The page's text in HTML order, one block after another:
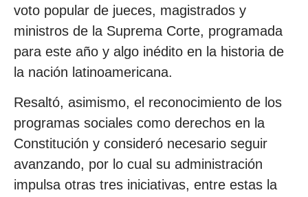
voto popular de jueces, magistrados y
ministros de la Suprema Corte, programada
para este año y algo inédito en la historia de
la nación latinoamericana.
Resaltó, asimismo, el reconocimiento de los
programas sociales como derechos en la
Constitución y consideró necesario seguir
avanzando, por lo cual su administración
impulsa otras tres iniciativas, entre estas la